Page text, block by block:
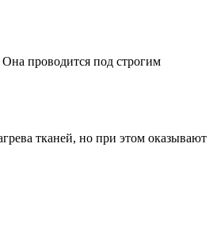
проводится под строгим
тканей, но при этом оказывают